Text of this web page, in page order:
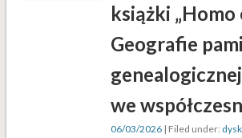
książki „Homo
Geografie
genealogicznej
we
06/03/2026 | Filed under: